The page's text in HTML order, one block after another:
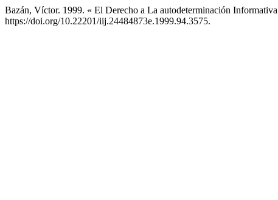
Bazán, Víctor. 1999. « El Derecho a La autodeterminación
https://doi.org/10.22201/iij.24484873e.1999.94.3575.